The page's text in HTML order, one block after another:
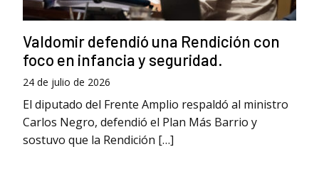
Valdomir defendió una Rendición con
foco en infancia y seguridad.
24 de julio de 2026
El diputado del Frente Amplio respaldó al ministro
Carlos Negro, defendió el Plan Más Barrio y
sostuvo que la Rendición […]